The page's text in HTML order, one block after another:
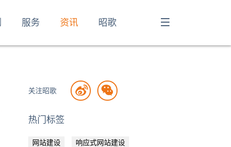
服务 资讯 昭歌
关注昭歌
热门标签
网站建设 响应式网站建设